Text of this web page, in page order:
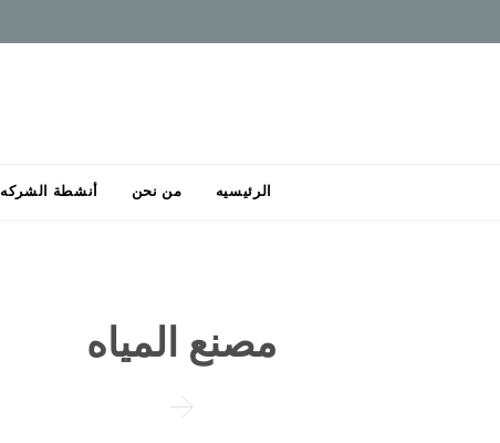
الرئيسيه من نحن أنشطة الشركه
مصنع المياه
